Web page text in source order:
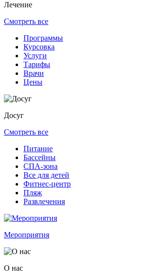
Лечение
Смотреть все
Программы
Курсовка
Услуги
Тарифы
Врачи
Цены
Досуг
Смотреть все
Питание
Бассейны
СПА-зона
Все для детей
Фитнес-центр
Пляж
Развлечения
Мероприятия
О нас